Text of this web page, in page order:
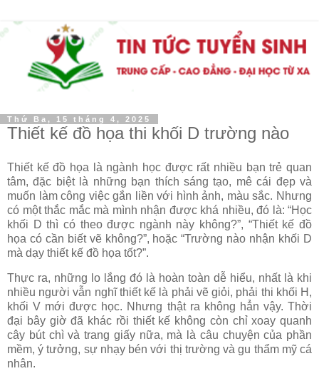
Thứ Ba, 15 tháng 4, 2025
Thiết kế đồ họa thi khối D trường nào
Thiết kế đồ họa là ngành học được rất nhiều bạn trẻ quan
tâm, đặc biệt là những bạn thích sáng tạo, mê cái đẹp và
muốn làm công việc gắn liền với hình ảnh, màu sắc. Nhưng
có một thắc mắc mà mình nhận được khá nhiều, đó là: “Học
khối D thì có theo được ngành này không?”, “Thiết kế đồ
họa có cần biết vẽ không?”, hoặc “Trường nào nhận khối D
mà dạy thiết kế đồ họa tốt?”.
Thực ra, những lo lắng đó là hoàn toàn dễ hiểu, nhất là khi
nhiều người vẫn nghĩ thiết kế là phải vẽ giỏi, phải thi khối H,
khối V mới được học. Nhưng thật ra không hẳn vậy. Thời
đại bây giờ đã khác rồi thiết kế không còn chỉ xoay quanh
cây bút chì và trang giấy nữa, mà là câu chuyện của phần
mềm, ý tưởng, sự nhạy bén với thị trường và gu thẩm mỹ cá
nhân.